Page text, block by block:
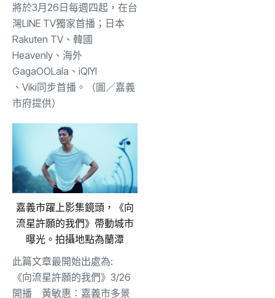
將於3月26日每週四起，在台
灣LINE TV獨家首播；日本
Rakuten TV、韓國
Heavenly、海外
GagaOOLala 、 iQIYI
、Viki同步首播。（圖／嘉義
市府提供）
嘉義市躍上影集鏡頭，《向
流星許願的我們》帶動城市
曝光。拍攝地點為蘭潭
此篇文章最開始出處為:
《向流星許願的我們》3/26
開播 黃敏惠：嘉義市多景